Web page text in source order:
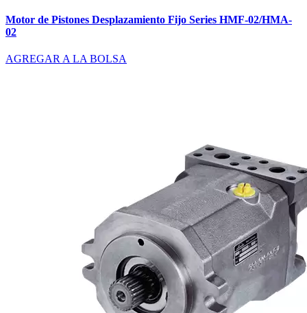
Motor de Pistones Desplazamiento Fijo Series HMF-02/HMA-
02
AGREGAR A LA BOLSA